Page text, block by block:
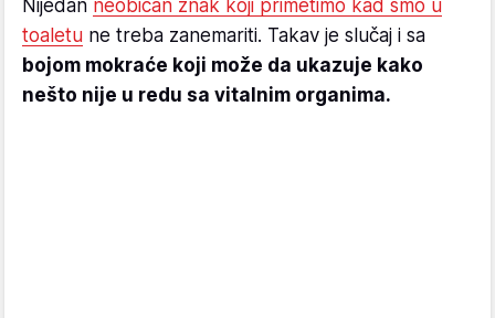
Nijedan neobičan znak koji primetimo kad smo u
toaletu ne treba zanemariti. Takav je slučaj i sa
bojom mokraće koji može da ukazuje kako
nešto nije u redu sa vitalnim organima.